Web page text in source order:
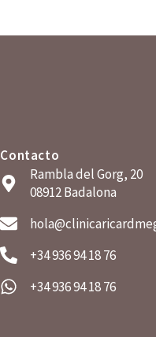
Contacto
Rambla del Gorg, 20
08912 Badalona
+34 936 94 18 76
+34 936 94 18 76